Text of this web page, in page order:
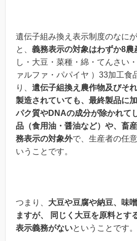
遺伝子組み換え表示制度のなに
と、 義務表示の対象はわずか8農
し・大豆・菜種・綿・てんさい
ァルファ・パパイヤ ）33加工食
り、 遺伝子組換え農作物及びそ
製造されていても、最終製品に
パク質やDNAの成分が除かれて
品（食用油・醤油など）や、畜
務表示の対象外で、生産者の任
いうことです。
つまり、 大豆や豆腐や納豆、味
ますが、 同じく大豆を原料とす
表示義務がないということです。